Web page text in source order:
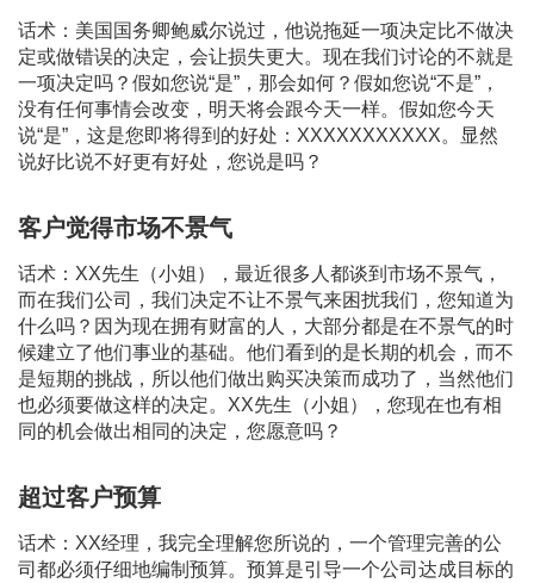
话术：美国国务卿鲍威尔说过，他说拖延一项决定比不做决
定或做错误的决定，会让损失更大。现在我们讨论的不就是
一项决定吗？假如您说“是”，那会如何？假如您说“不是”，
没有任何事情会改变，明天将会跟今天一样。假如您今天
说“是”，这是您即将得到的好处：XXXXXXXXXXX。显然
说好比说不好更有好处，您说是吗？
客户觉得市场不景气
话术：XX先生（小姐），最近很多人都谈到市场不景气，
而在我们公司，我们决定不让不景气来困扰我们，您知道为
什么吗？因为现在拥有财富的人，大部分都是在不景气的时
候建立了他们事业的基础。他们看到的是长期的机会，而不
是短期的挑战，所以他们做出购买决策而成功了，当然他们
也必须要做这样的决定。XX先生（小姐），您现在也有相
同的机会做出相同的决定，您愿意吗？
超过客户预算
话术：XX经理，我完全理解您所说的，一个管理完善的公
司都必须仔细地编制预算。预算是引导一个公司达成目标的